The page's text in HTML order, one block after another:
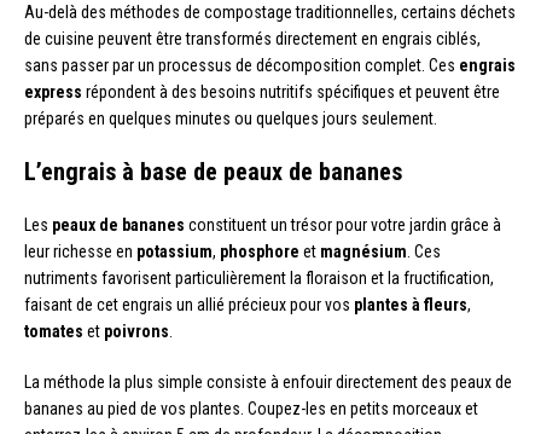
Au-delà des méthodes de compostage traditionnelles, certains déchets
de cuisine peuvent être transformés directement en engrais ciblés,
sans passer par un processus de décomposition complet. Ces engrais
express répondent à des besoins nutritifs spécifiques et peuvent être
préparés en quelques minutes ou quelques jours seulement.
L’engrais à base de peaux de bananes
Les peaux de bananes constituent un trésor pour votre jardin grâce à
leur richesse en potassium, phosphore et magnésium . Ces
nutriments favorisent particulièrement la floraison et la fructification,
faisant de cet engrais un allié précieux pour vos plantes à fleurs,
tomates et poivrons
La méthode la plus simple consiste à enfouir directement des peaux de
bananes au pied de vos plantes. Coupez-les en petits morceaux et